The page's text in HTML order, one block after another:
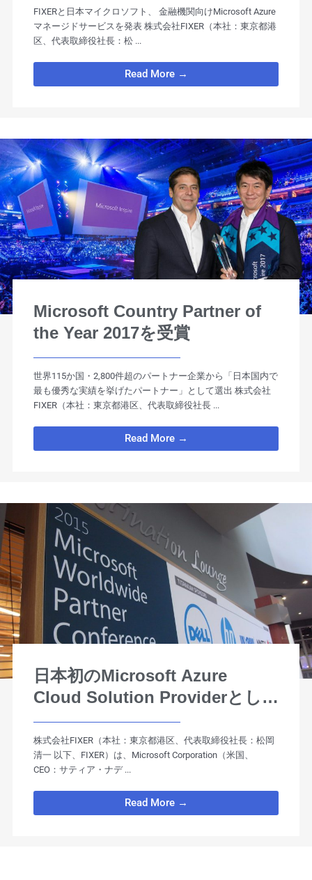
FIXERと日本マイクロソフト、 金融機関向けMicrosoft Azure
マネージドサービスを発表 株式会社FIXER（本社：東京都港
区、代表取締役社⻑：松 ...
Read More →
Microsoft Country Partner of
the Year 2017を受賞
世界115か国・2,800件超のパートナー企業から「日本国内で
最も優秀な実績を挙げたパートナー」として選出 株式会社
FIXER（本社：東京都港区、代表取締役社長 ...
Read More →
日本初のMicrosoft Azure
Cloud Solution Providerとし
て 米マイクロソフトより認定
株式会社FIXER（本社：東京都港区、代表取締役社長：松岡
清一 以下、FIXER）は、Microsoft Corporation（米国、
CEO：サティア・ナデ ...
Read More →